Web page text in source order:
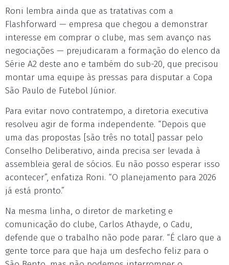
Roni lembra ainda que as tratativas com a
Flashforward — empresa que chegou a demonstrar
interesse em comprar o clube, mas sem avanço nas
negociações — prejudicaram a formação do elenco da
Série A2 deste ano e também do sub-20, que precisou
montar uma equipe às pressas para disputar a Copa
São Paulo de Futebol Júnior.
Para evitar novo contratempo, a diretoria executiva
resolveu agir de forma independente. “Depois que
uma das propostas [são três no total] passar pelo
Conselho Deliberativo, ainda precisa ser levada à
assembleia geral de sócios. Eu não posso esperar isso
acontecer”, enfatiza Roni. “O planejamento para 2026
já está pronto.”
Na mesma linha, o diretor de marketing e
comunicação do clube, Carlos Athayde, o Cadu,
defende que o trabalho não pode parar. “É claro que a
gente torce para que haja um desfecho feliz para o